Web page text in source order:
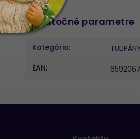
Dodatočné parametre
Kategória:
EAN: